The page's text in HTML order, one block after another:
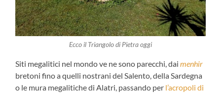
Ecco il Triangolo di Pietra oggi
Siti megalitici nel mondo ve ne sono parecchi, daimenhir
bretoni fino a quelli nostrani del Salento, della Sardegna
o le mura megalitiche di Alatri, passando per l’acropoli di